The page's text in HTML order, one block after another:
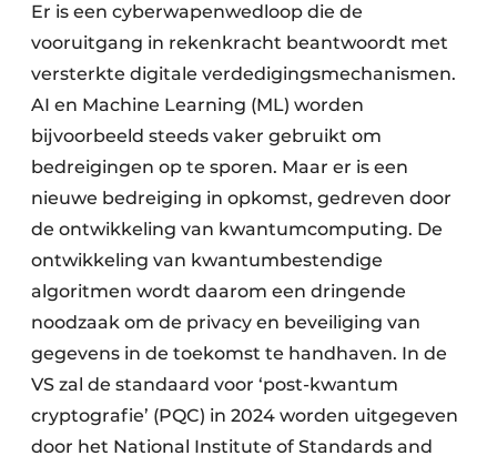
Er is een cyberwapenwedloop die de
vooruitgang in rekenkracht beantwoordt met
versterkte digitale verdedigingsmechanismen.
AI en Machine Learning (ML) worden
bijvoorbeeld steeds vaker gebruikt om
bedreigingen op te sporen. Maar er is een
nieuwe bedreiging in opkomst, gedreven door
de ontwikkeling van kwantumcomputing. De
ontwikkeling van kwantumbestendige
algoritmen wordt daarom een dringende
noodzaak om de privacy en beveiliging van
gegevens in de toekomst te hand­haven. In de
VS zal de standaard voor ‘post-kwantum
cryptografie’ (PQC) in 2024 worden uitgegeven
door het National Institute of Standards and